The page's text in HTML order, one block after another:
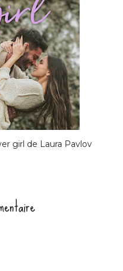
girl de Laura Pavlov